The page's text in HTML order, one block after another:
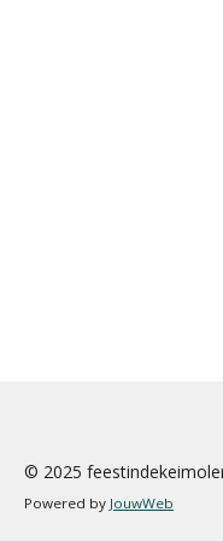
© 2025
Powered by JouwWeb